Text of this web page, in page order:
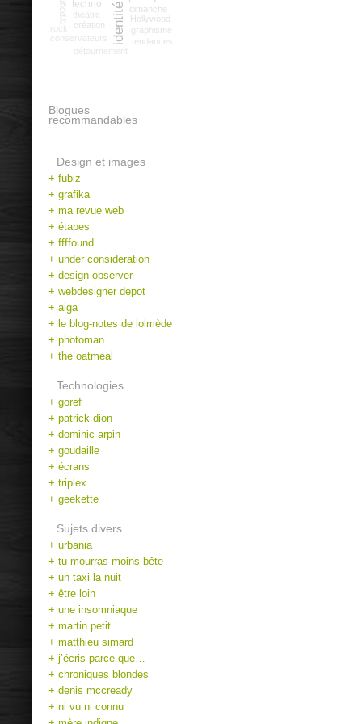
techno dimanche
Hollywood
théâtre
création graphisme
tendances
conservateurs
détournement
Blogues
recommandables
Design et images
+ fubiz
+ grafika
+ ma revue web
+ étapes
+ ffffound
+ under consideration
+ design observer
+ webdesigner depot
+ aiga
+ le blog-notes de lolmède
+ photoman
+ the oatmeal
Technologies
+ goref
+ patrick dion
+ dominic arpin
+ goudaille
+ écrans
+ triplex
+ geekette
Sujets divers
+ urbania
+ tu mourras moins bête
+ un taxi la nuit
+ être loin
+ une insomniaque
+ martin petit
+ matthieu simard
+ j’écris parce que…
+ chroniques blondes
+ denis mccready
+ ni vu ni connu